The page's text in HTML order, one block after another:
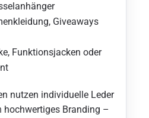
Giveaways
Funktionsjacken oder
nutzen individuelle Leder
Branding –